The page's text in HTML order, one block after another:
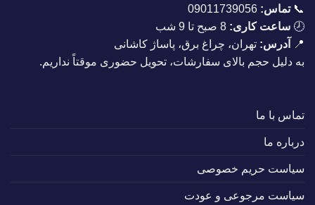
📞تماس: 09011739056
🕗 ساعت کاری:
📍
آدرس: تهران، چراغ برق، پاساژ کاشانی
به دلیل حجم بالای سفارشات، تحویل حضوری موقتاً نداریم.
تماس با ما
درباره ما
سیاست حریم خصوصی
سیاست مرجوعی و عودت